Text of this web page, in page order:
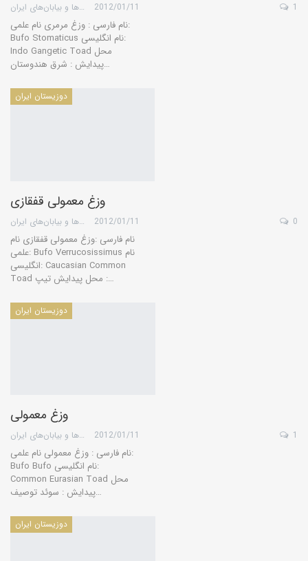
گروه کویرها و بیابان‌های ایران 2012/01/11 1
نام فارسی : وزغ مرمری نام علمی:
Bufo Stomaticus نام انگلیسی:
Indo Gangetic Toad محل
پیدایش : شرق هندوستان…
دوزیستان ایران
وزغ معمولی قفقازی
گروه کویرها و بیابان‌های ایران 2012/01/11 0
نام فارسی :وزغ معمولی قفقازی نام
علمی: Bufo Verrucosissimus نام
انگلیسی: Caucasian Common
Toad محل پیدایش تیپ :…
دوزیستان ایران
وزغ معمولی
گروه کویرها و بیابان‌های ایران 2012/01/11 1
نام فارسی : وزغ معمولی نام علمی:
Bufo Bufo نام انگلیسی:
Common Eurasian Toad محل
پیدایش : سوئد توصیف…
دوزیستان ایران